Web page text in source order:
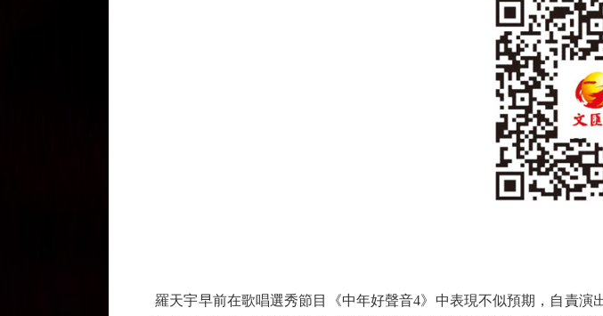
羅天宇早前在歌唱選秀節目《中年好聲音4》中表現不似預期，自責演